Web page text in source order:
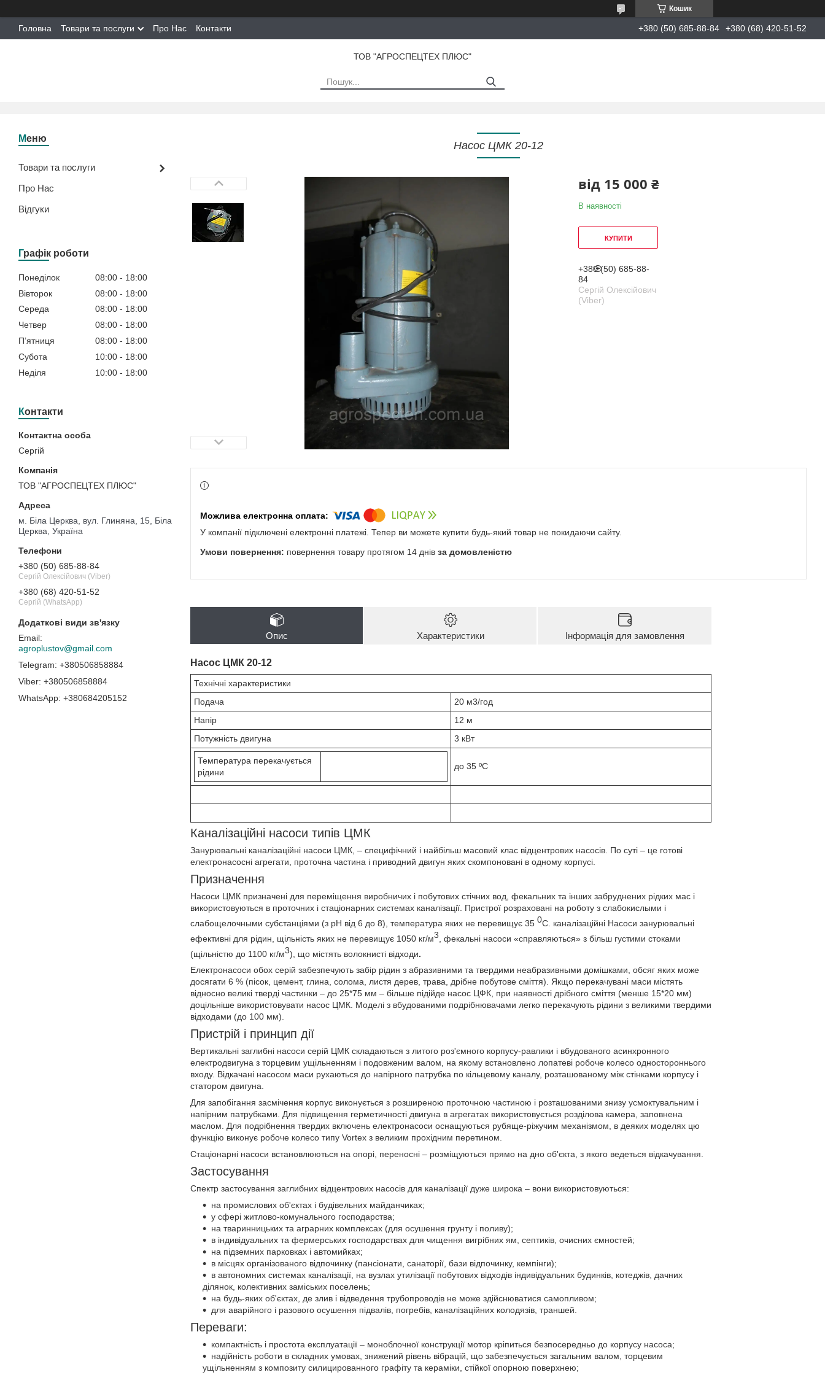
Кошик
Головна Товари та послуги Про Нас Контакти +380 (50) 685-88-84 +380 (68) 420-51-52
ТОВ "АГРОСПЕЦТЕХ ПЛЮС"
Товари та послуги
Про Нас
Відгуки
Графік роботи
Понеділок 08:00
18:00
Вівторок
08:00
18:00
Середа
08:00
18:00
Четвер
08:00
18:00
Пʼятниця
08:00
18:00
Субота
10:00
18:00
Неділя
10:00 18:00
Контакти
Сергій
ТОВ "АГРОСПЕЦТЕХ ПЛЮС"
м. Біла Церква, вул. Глиняна, 15, Біла
Церква, Україна
+380 (50) 685-88-84
Сергій Олексійович (Viber)
+380 (68) 420-51-52
Сергій (WhatsApp)
agroplustov@gmail.com
+380506858884
+380506858884
+380684205152
Насос ЦМК 20-12
від 15 000 ₴
В наявності
КУПИТИ
+380 (50) 685-88-
84
Сергій Олексійович
(Viber)
У компанії підключені електронні платежі. Тепер ви можете купити будь-який товар не покидаючи сайту.
повернення товару протягом 14 днів за домовленістю
Опис Характеристики Інформація для замовлення
Насос ЦМК 20-12
Технічні характеристики
Подача
20 м3/год
Напір
12 м
Потужність двигуна
3 кВт
Температура перекачується
рідини
до 35 ºС
Каналізаційні насоси типів ЦМК
Занурювальні каналізаційні насоси ЦМК, – специфічний і найбільш масовий клас відцентрових насосів. По суті – це готові
електронасосні агрегати, проточна частина і приводний двигун яких скомпоновані в одному корпусі.
Призначення
Насоси ЦМК призначені для переміщення виробничих і побутових стічних вод, фекальних та інших забруднених рідких мас і
використовуються в проточних і стаціонарних системах каналізації. Пристрої розраховані на роботу з слабокислыми і
слабощелочными субстанціями (з pH від 6 до 8), температура яких не перевищує 35 0С. каналізаційні Насоси занурювальні
ефективні для рідин, щільність яких не перевищує 1050 кг/м3 , фекальні насоси «справляються» з більш густими стоками
(щільністю до 1100 кг/м3), що містять волокнисті відходи.
Електронасоси обох серій забезпечують забір рідин з абразивними та твердими неабразивными домішками, обсяг яких може
досягати 6 % (пісок, цемент, глина, солома, листя дерев, трава, дрібне побутове сміття). Якщо перекачувані маси містять
відносно великі тверді частинки – до 25*75 мм – більше підійде насос ЦФК, при наявності дрібного сміття (менше 15*20 мм)
доцільніше використовувати насос ЦМК. Моделі з вбудованими подрібнювачами легко перекачують рідини з великими твердими
відходами (до 100 мм).
Пристрій і принцип дії
Вертикальні заглибні насоси серій ЦМК складаються з литого роз'ємного корпусу-равлики і вбудованого асинхронного
електродвигуна з торцевим ущільненням і подовженим валом, на якому встановлено лопатеві робоче колесо одностороннього
входу. Відкачані насосом маси рухаються до напірного патрубка по кільцевому каналу, розташованому між стінками корпусу і
статором двигуна.
Для запобігання засмічення корпус виконується з розширеною проточною частиною і розташованими знизу усмоктувальним і
напірним патрубками. Для підвищення герметичності двигуна в агрегатах використовується розділова камера, заповнена
маслом. Для подрібнення твердих включень електронасоси оснащуються рубяще-ріжучим механізмом, в деяких моделях цю
функцію виконує робоче колесо типу Vortex з великим прохідним перетином.
Стаціонарні насоси встановлюються на опорі, переносні – розміщуються прямо на дно об'єкта, з якого ведеться відкачування.
Застосування
Спектр застосування заглибних відцентрових насосів для каналізації дуже широка – вони використовуються:
на промислових об'єктах і будівельних майданчиках;
у сфері житлово-комунального господарства;
на тваринницьких та аграрних комплексах (для осушення грунту і поливу);
в індивідуальних та фермерських господарствах для чищення вигрібних ям, септиків, очисних ємностей;
на підземних парковках і автомийках;
в місцях організованого відпочинку (пансіонати, санаторії, бази відпочинку, кемпінги);
в автономних системах каналізації, на вузлах утилізації побутових відходів індивідуальних будинків, котеджів, дачних
ділянок, колективних заміських поселень;
на будь-яких об'єктах, де злив і відведення трубопроводів не може здійснюватися самопливом;
для аварійного і разового осушення підвалів, погребів, каналізаційних колодязів, траншей.
Переваги:
компактність і простота експлуатації – моноблочної конструкції мотор кріпиться безпосередньо до корпусу насоса;
надійність роботи в складних умовах, знижений рівень вібрацій, що забезпечується загальним валом, торцевим
ущільненням з композиту силицированного графіту та кераміки, стійкої опорною поверхнею;